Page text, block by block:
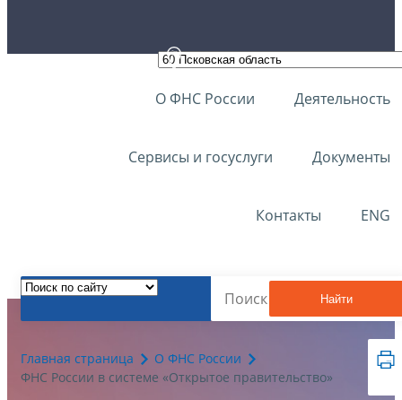
О ФНС России Деятельность
Сервисы и госуслуги Документы
Контакты ENG
Найти
Главная страница
О ФНС России
ФНС России в системе «Открытое правительство»